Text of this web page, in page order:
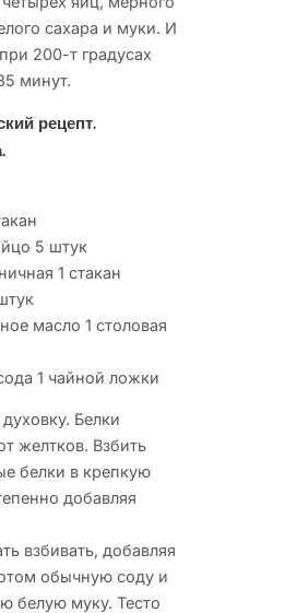
сахара и муки. И
200-т градусах
минут.
рецепт.
5 штук
1 стакан
масло 1 столовая
1 чайной ложки
духовку. Белки
желтков. Взбить
белки в крепкую
добавляя
взбивать, добавляя
обычную соду и
белую муку. Тесто